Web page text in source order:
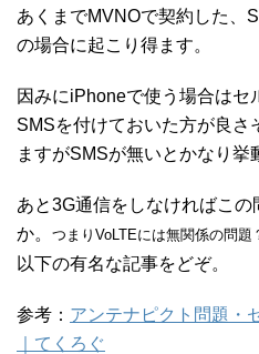
あくまでMVNOで契約した、
の場合に起こり得ます。
因みにiPhoneで使う場合はセ
SMSを付けておいた方が良さ
ますがSMSが無いとかなり挙
あと3G通信をしなければこ
か。 つまりVoLTEには無関係の問題
以下の有名な記事をどぞ。
参考： アンテナピクト問題・
｜てくろぐ